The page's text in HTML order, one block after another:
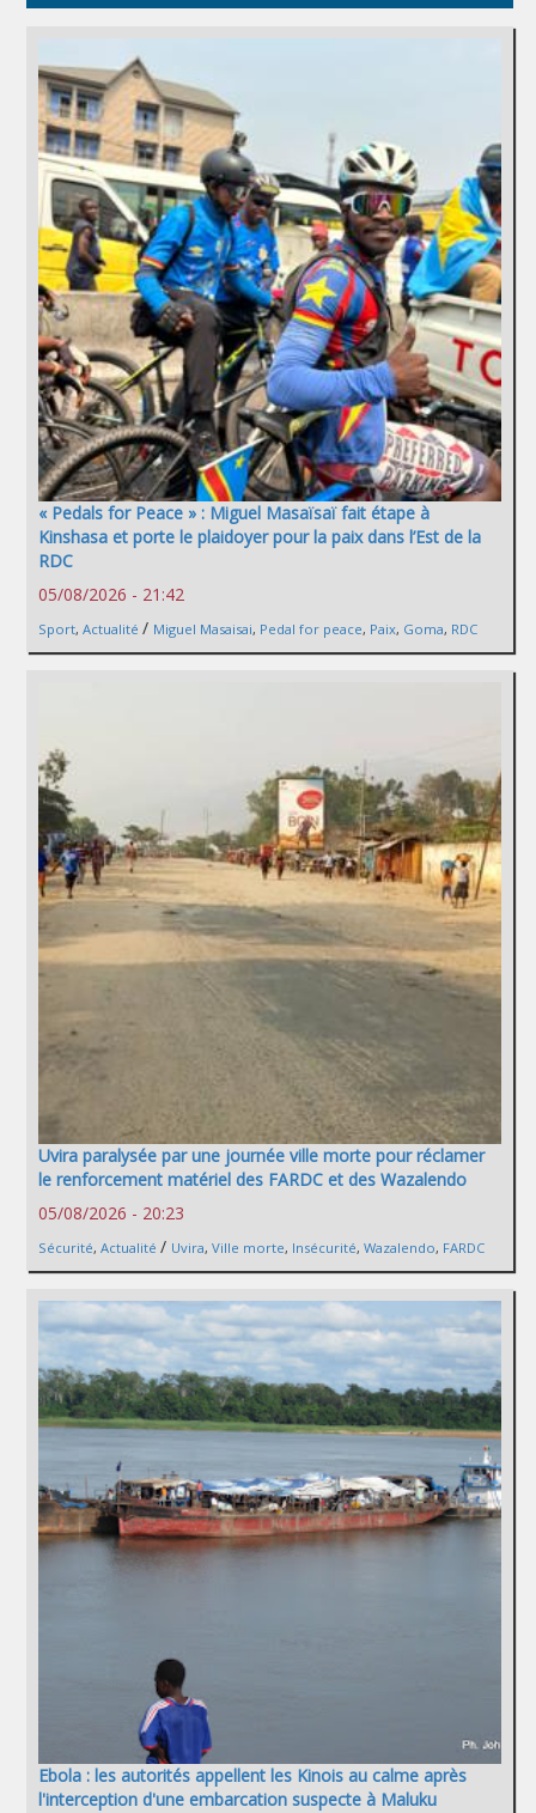
« Pedals for Peace » : Miguel Masaïsaï fait étape à
Kinshasa et porte le plaidoyer pour la paix dans l’Est de la
RDC
05/08/2026 - 21:42
Sport, Actualité / Miguel Masaisai, Pedal for peace, Paix, Goma, RDC
Uvira paralysée par une journée ville morte pour réclamer
le renforcement matériel des FARDC et des Wazalendo
05/08/2026 - 20:23
Sécurité, Actualité / Uvira, Ville morte, Insécurité, Wazalendo, FARDC
Ebola : les autorités appellent les Kinois au calme après
l'interception d'une embarcation suspecte à Maluku